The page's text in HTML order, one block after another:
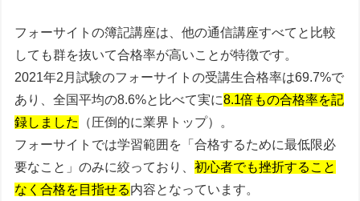
フォーサイトの簿記講座は、他の通信講座すべてと比較
しても群を抜いて合格率が高いことが特徴です。
2021年2月試験のフォーサイトの受講生合格率は69.7%で
あり、全国平均の8.6%と比べて実に8.1倍もの合格率を記
録しました
（圧倒的に業界トップ）。
フォーサイトでは学習範囲を「合格するために最低限必
要なこと」のみに絞っており、初心者でも挫折すること
なく合格を目指せる内容となっています。